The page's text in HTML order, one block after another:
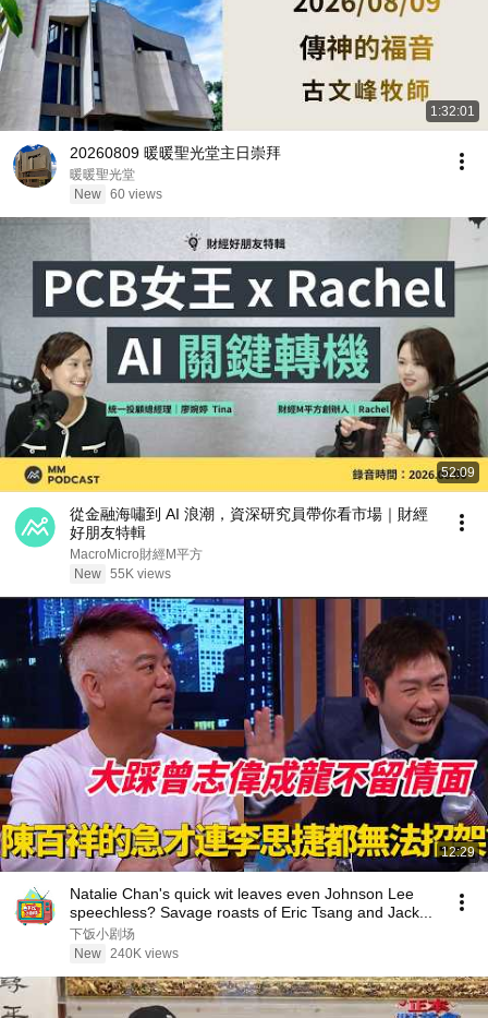
1:32:01
20260809 暖暖聖光堂主日崇拜
暖暖聖光堂
New 60 views
52:09
從金融海嘯到 AI 浪潮，資深研究員帶你看市場｜財經
好朋友特輯
MacroMicro財經M平方
New 55K views
12:29
Natalie Chan's quick wit leaves even Johnson Lee
speechless? Savage roasts of Eric Tsang and Jack...
下饭小剧场
New 240K views